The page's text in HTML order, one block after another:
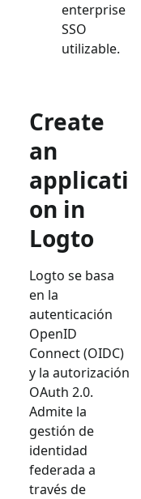
enterprise
SSO
utilizable.
Create
an
applicati
on in
Logto
Logto se basa
en la
autenticación
OpenID
Connect (OIDC)
y la autorización
OAuth 2.0.
Admite la
gestión de
identidad
federada a
través de